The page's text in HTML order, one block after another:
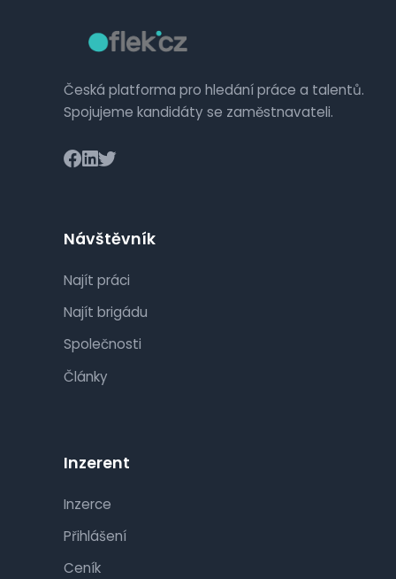
Česká platforma pro hledání práce a talentů.
Spojujeme kandidáty se zaměstnavateli.
Návštěvník
Najít práci
Najít brigádu
Společnosti
Články
Inzerent
Inzerce
Přihlášení
Ceník